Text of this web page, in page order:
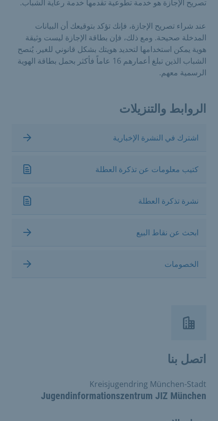
تصريح الإجازة هو خدمة تطوعية تقدمها خدمة رعاية الشباب.
عند شراء تصريح الإجازة، فإنك تؤكد بتوقيعك أن البيانات
المدخلة صحيحة. ومع ذلك، فإن بطاقة الإجازة ليست وثيقة
هوية يمكن استخدامها لتحديد هويتك بشكل قانوني للغير. يُنصح
الشباب الذين تبلغ أعمارهم 16 عاماً فأكثر بحمل بطاقة الهوية
الرسمية معهم.
الروابط والتنزيلات
اشترك في النشرة الإخبارية
كتيب معلومات عن تذكرة العطلة
نشرة تذكرة العطلة
ابحث عن نقاط البيع
الخصومات
اتصل بنا
Jugendinformationszentrum JIZ München
Kreisjugendring München-Stadt